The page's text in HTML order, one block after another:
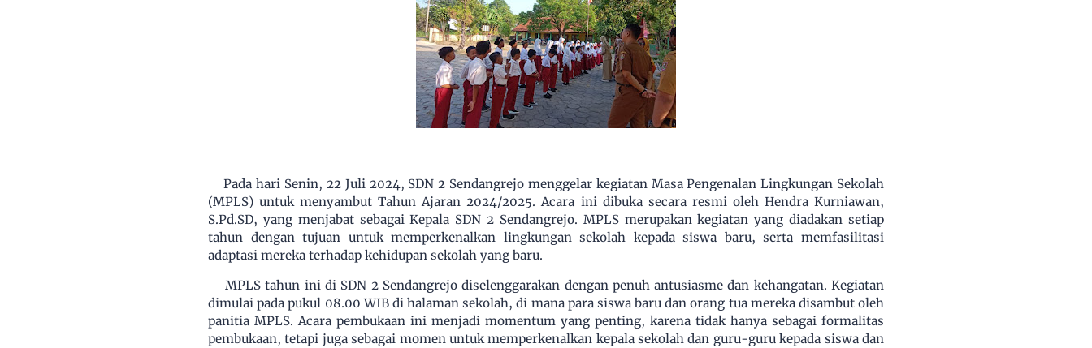
Pada hari Senin, 22 Juli 2024, SDN 2 Sendangrejo menggelar kegiatan Masa Pengenalan Lingkungan Sekolah
(MPLS) untuk menyambut Tahun Ajaran 2024/2025. Acara ini dibuka secara resmi oleh Hendra Kurniawan,
S.Pd.SD, yang menjabat sebagai Kepala SDN 2 Sendangrejo. MPLS merupakan kegiatan yang diadakan setiap
tahun dengan tujuan untuk memperkenalkan lingkungan sekolah kepada siswa baru, serta memfasilitasi
adaptasi mereka terhadap kehidupan sekolah yang baru.
MPLS tahun ini di SDN 2 Sendangrejo diselenggarakan dengan penuh antusiasme dan kehangatan. Kegiatan
dimulai pada pukul 08.00 WIB di halaman sekolah, di mana para siswa baru dan orang tua mereka disambut oleh
panitia MPLS. Acara pembukaan ini menjadi momentum yang penting, karena tidak hanya sebagai formalitas
pembukaan, tetapi juga sebagai momen untuk memperkenalkan kepala sekolah dan guru-guru kepada siswa dan